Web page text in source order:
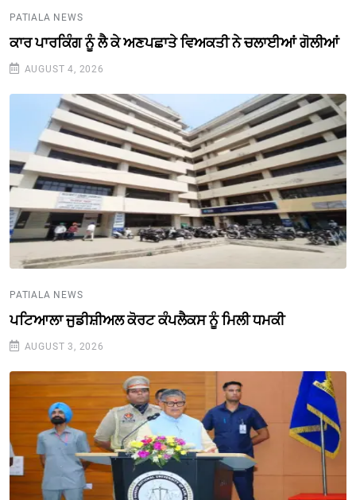
PATIALA NEWS
ਕਾਰ ਪਾਰਕਿੰਗ ਨੂੰ ਲੈ ਕੇ ਅਣਪਛਾਤੇ ਵਿਅਕਤੀ ਨੇ ਚਲਾਈਆਂ ਗੋਲੀਆਂ
AUGUST 4, 2026
PATIALA NEWS
ਪਟਿਆਲਾ ਜੁਡੀਸ਼ੀਅਲ ਕੋਰਟ ਕੰਪਲੈਕਸ ਨੂੰ ਮਿਲੀ ਧਮਕੀ
AUGUST 3, 2026